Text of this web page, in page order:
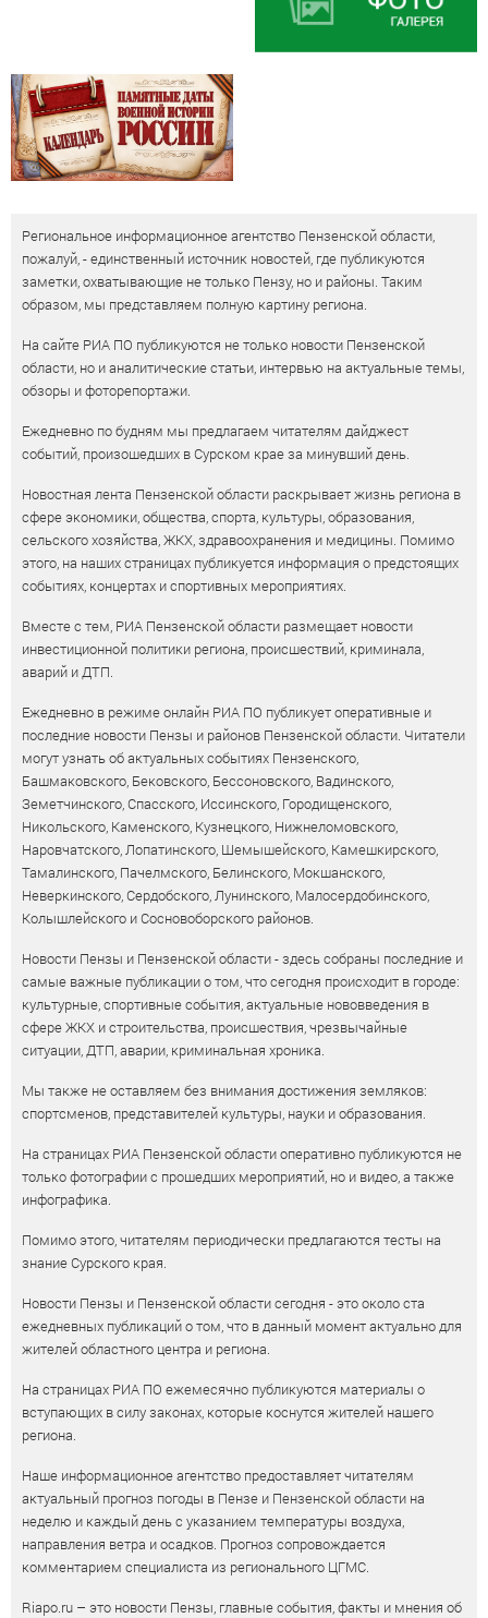
Региональное информационное агентство Пензенской области,
пожалуй, - единственный источник новостей, где публикуются
заметки, охватывающие не только Пензу, но и районы. Таким
образом, мы представляем полную картину региона.
На сайте РИА ПО публикуются не только новости Пензенской
области, но и аналитические статьи, интервью на актуальные темы,
обзоры и фоторепортажи.
Ежедневно по будням мы предлагаем читателям дайджест
событий, произошедших в Сурском крае за минувший день.
Новостная лента Пензенской области раскрывает жизнь региона в
сфере экономики, общества, спорта, культуры, образования,
сельского хозяйства, ЖКХ, здравоохранения и медицины. Помимо
этого, на наших страницах публикуется информация о предстоящих
событиях, концертах и спортивных мероприятиях.
Вместе с тем, РИА Пензенской области размещает новости
инвестиционной политики региона, происшествий, криминала,
аварий и ДТП.
Ежедневно в режиме онлайн РИА ПО публикует оперативные и
последние новости Пензы и районов Пензенской области. Читатели
могут узнать об актуальных событиях Пензенского,
Башмаковского, Бековского, Бессоновского, Вадинского,
Земетчинского, Спасского, Иссинского, Городищенского,
Никольского, Каменского, Кузнецкого, Нижнеломовского,
Наровчатского, Лопатинского, Шемышейского, Камешкирского,
Тамалинского, Пачелмского, Белинского, Мокшанского,
Неверкинского, Сердобского, Лунинского, Малосердобинского,
Колышлейского и Сосновоборского районов.
Новости Пензы и Пензенской области - здесь собраны последние и
самые важные публикации о том, что сегодня происходит в городе:
культурные, спортивные события, актуальные нововведения в
сфере ЖКХ и строительства, происшествия, чрезвычайные
ситуации, ДТП, аварии, криминальная хроника.
Мы также не оставляем без внимания достижения земляков:
спортсменов, представителей культуры, науки и образования.
На страницах РИА Пензенской области оперативно публикуются не
только фотографии с прошедших мероприятий, но и видео, а также
инфографика.
Помимо этого, читателям периодически предлагаются тесты на
знание Сурского края.
Новости Пензы и Пензенской области сегодня - это около ста
ежедневных публикаций о том, что в данный момент актуально для
жителей областного центра и региона.
На страницах РИА ПО ежемесячно публикуются материалы о
вступающих в силу законах, которые коснутся жителей нашего
региона.
Наше информационное агентство предоставляет читателям
актуальный прогноз погоды в Пензе и Пензенской области на
неделю и каждый день с указанием температуры воздуха,
направления ветра и осадков. Прогноз сопровождается
комментарием специалиста из регионального ЦГМС.
Riapo.ru – это новости Пензы, главные события, факты и мнения об